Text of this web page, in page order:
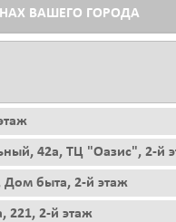
ВАШЕГО ГОРОДА
42а, ТЦ "Оазис", 2-й
Дом быта, 2-й этаж
221, 2-й этаж